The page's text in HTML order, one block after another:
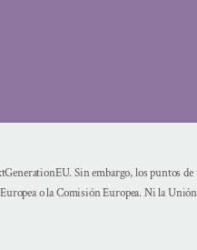
Sin embargo, los puntos
o la Comisión Europea. Ni la